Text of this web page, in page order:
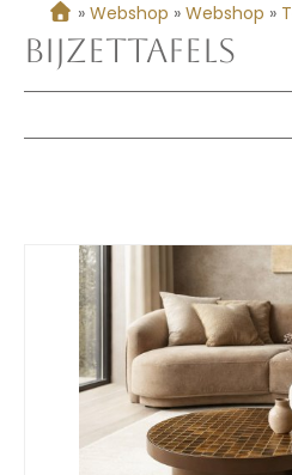
» Webshop » Webshop »
Bijzettafels